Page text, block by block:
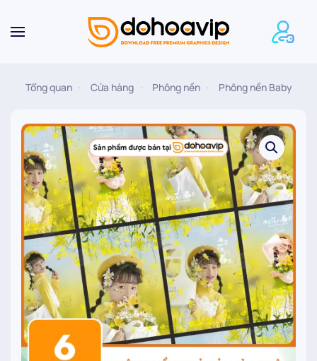
Skip to main content
Tổng quan Cửa hàng Phông nền Phông nền Baby